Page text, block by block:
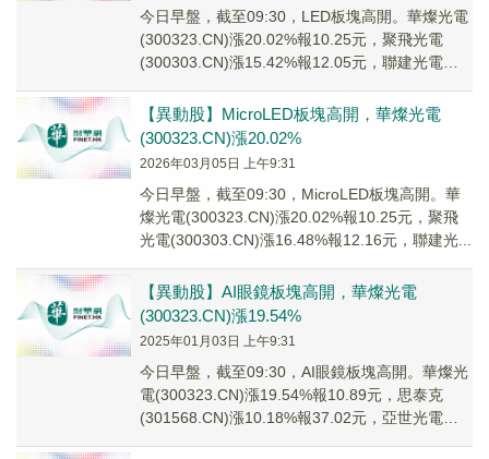
今日早盤，截至09:30，LED板塊高開。華燦光電
(300323.CN)漲20.02%報10.25元，聚飛光電
(300303.CN)漲15.42%報12.05元，聯建光電
【異動股】MicroLED板塊高開，華燦光電
(300323.CN)漲20.02%
2026年03月05日 上午9:31
今日早盤，截至09:30，MicroLED板塊高開。華
燦光電(300323.CN)漲20.02%報10.25元，聚飛
光電(300303.CN)漲16.48%報12.16元，聯建光...
【異動股】AI眼鏡板塊高開，華燦光電
(300323.CN)漲19.54%
2025年01月03日 上午9:31
今日早盤，截至09:30，AI眼鏡板塊高開。華燦光
電(300323.CN)漲19.54%報10.89元，思泰克
(301568.CN)漲10.18%報37.02元，亞世光電